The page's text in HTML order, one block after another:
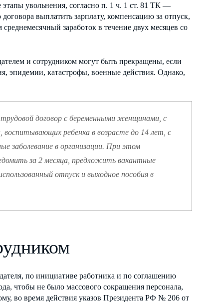
этапы увольнения, согласно п. 1 ч. 1 ст. 81 ТК —
выплатить зарплату, компенсацию за отпуск,
заработок в течение двух месяцев со
и сотрудником могут быть прекращены, если
эпидемии, катастрофы, военные действия. Однако,
договор с беременными женщинами, с
ребенка в возрасте до 14 лет, с
заболевание в организации. При этом
за 2 месяца, предложить вакантные
отпуск и выходное пособия в
по инициативе работника и по соглашению
чтобы не было массового сокращения персонала,
во время действия указов Президента РФ № 206 от